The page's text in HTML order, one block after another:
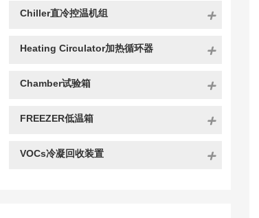
Chiller直冷控温机组
Heating Circulator加热循环器
Chamber试验箱
FREEZER低温箱
VOCs冷凝回收装置